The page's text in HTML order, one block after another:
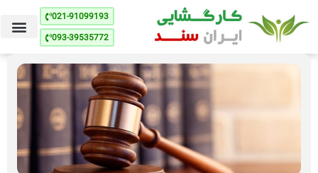
021-91099193
093-39535772